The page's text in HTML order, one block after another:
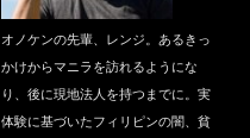
オノケンの先輩、レンジ。あるきっ
かけからマニラを訪れるようにな
り、後に現地法人を持つまでに。実
体験に基づいたフィリピンの闇、貧